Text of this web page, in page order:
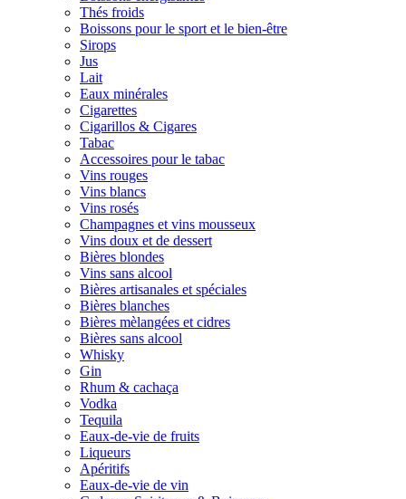
Thés froids
Boissons pour le sport et le bien-être
Sirops
Jus
Lait
Eaux minérales
Cigarettes
Cigarillos & Cigares
Tabac
Accessoires pour le tabac
Vins rouges
Vins blancs
Vins rosés
Champagnes et vins mousseux
Vins doux et de dessert
Bières blondes
Vins sans alcool
Bières artisanales et spéciales
Bières blanches
Bières mèlangées et cidres
Bières sans alcool
Whisky
Gin
Rhum & cachaça
Vodka
Tequila
Eaux-de-vie de fruits
Liqueurs
Apéritifs
Eaux-de-vie de vin